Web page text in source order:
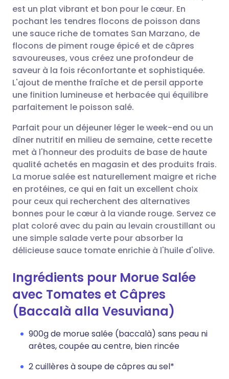
Partager sur Facebook
Partager via LinkedIn
Partager via X
Copier le lien
🇪🇸 Español 🇫🇷 Français
🇮🇹 Italiano 🇵🇹
🇮🇳 हिन्दी 🇮🇱 עברית
est un plat vibrant et bon pour le cœur. En
pochant les tendres flocons de poisson dans
une sauce riche de tomates San Marzano, de
flocons de piment rouge épicé et de câpres
savoureuses, vous créez une profondeur de
saveur à la fois réconfortante et sophistiquée.
L'ajout de menthe fraîche et de persil apporte
une finition lumineuse et herbacée qui équilibre
parfaitement le poisson salé.
Parfait pour un déjeuner léger le week-end ou un
dîner nutritif en milieu de semaine, cette recette
met à l'honneur des produits de base de haute
qualité achetés en magasin et des produits frais.
La morue salée est naturellement maigre et riche
en protéines, ce qui en fait un excellent choix
pour ceux qui recherchent des alternatives
bonnes pour le cœur à la viande rouge. Servez ce
plat coloré avec du pain au levain croustillant ou
une simple salade verte pour absorber la
délicieuse sauce tomate enrichie à l'huile d'olive.
Ingrédients pour Morue Salée
avec Tomates et Câpres
(Baccalà alla Vesuviana)
900g de morue salée (baccalà) sans peau ni
arêtes, coupée au centre, bien rincée
2 cuillères à soupe de câpres au sel*